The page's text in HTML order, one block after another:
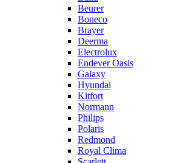
Beurer
Boneco
Brayer
Deerma
Electrolux
Endever Oasis
Galaxy
Hyundai
Kitfort
Normann
Philips
Polaris
Redmond
Royal Clima